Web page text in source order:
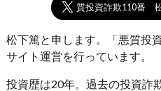
悪質投資詐欺110番
松下篤と申します。「悪質投
サイト運営を行っています。
投資歴は20年。過去の投資詐